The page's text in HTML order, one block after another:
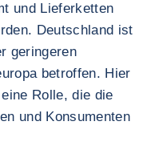
und Lieferketten
Deutschland ist
geringeren
betroffen. Hier
Rolle, die die
und Konsumenten